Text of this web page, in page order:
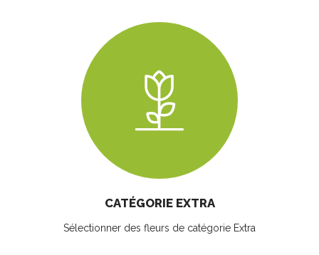
CATÉGORIE EXTRA
Sélectionner des fleurs de catégorie Extra